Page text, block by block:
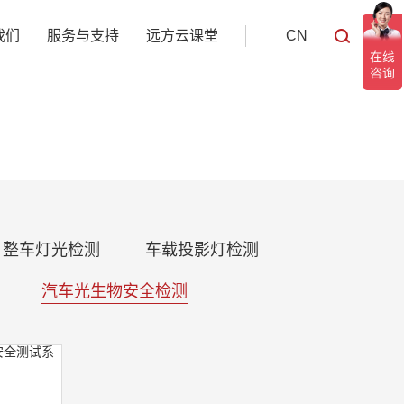
服务与支持 远方云课堂 CN
整车灯光检测 车载投影灯检测
汽车光生物安全检测